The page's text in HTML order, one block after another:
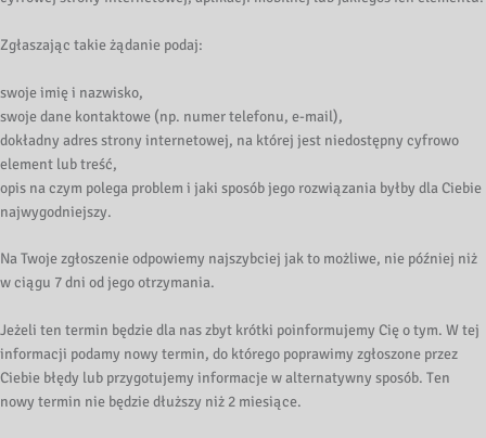
Zgłaszając takie żądanie podaj:
swoje imię i nazwisko,
swoje dane kontaktowe (np. numer telefonu, e-mail),
dokładny adres strony internetowej, na której jest niedostępny cyfrowo
element lub treść,
opis na czym polega problem i jaki sposób jego rozwiązania byłby dla Ciebie
najwygodniejszy.
Na Twoje zgłoszenie odpowiemy najszybciej jak to możliwe, nie później niż
w ciągu 7 dni od jego otrzymania.
Jeżeli ten termin będzie dla nas zbyt krótki poinformujemy Cię o tym. W tej
informacji podamy nowy termin, do którego poprawimy zgłoszone przez
Ciebie błędy lub przygotujemy informacje w alternatywny sposób. Ten
nowy termin nie będzie dłuższy niż 2 miesiące.